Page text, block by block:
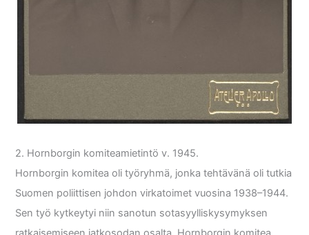
2. Hornborgin komiteamietintö v. 1945.
Hornborgin komitea oli työryhmä, jonka tehtävänä oli tutkia
Suomen poliittisen johdon virkatoimet vuosina 1938–1944.
Sen työ kytkeytyi niin sanotun sotasyylliskysymyksen